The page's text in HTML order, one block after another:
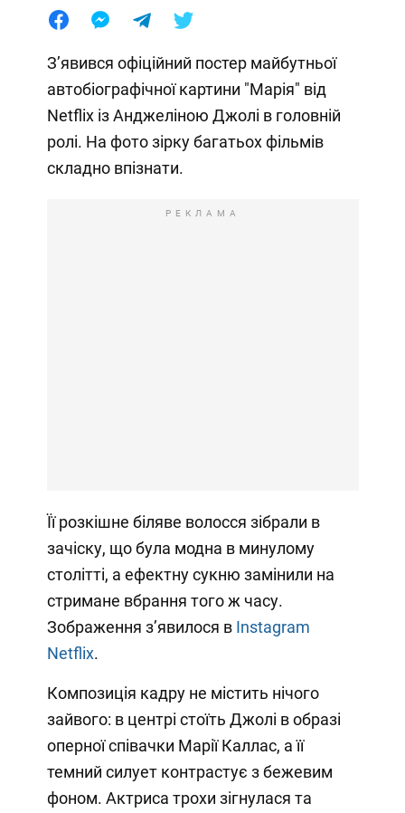
Зʼявився офіційний постер майбутньої
автобіографічної картини "Марія" від
Netflix із Анджеліною Джолі в головній
ролі. На фото зірку багатьох фільмів
складно впізнати.
РЕКЛАМА
Її розкішне біляве волосся зібрали в
зачіску, що була модна в минулому
столітті, а ефектну сукню замінили на
стримане вбрання того ж часу.
Зображення зʼявилося в Instagram
Netflix.
Композиція кадру не містить нічого
зайвого: в центрі стоїть Джолі в образі
оперної співачки Марії Каллас, а її
темний силует контрастує з бежевим
фоном. Актриса трохи зігнулася та